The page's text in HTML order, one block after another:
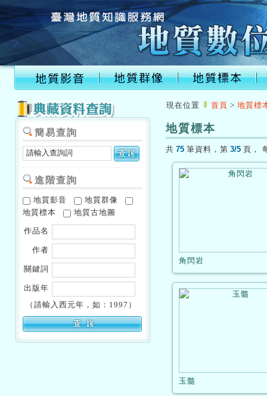
簡易查詢
進階查詢
地質影音
地質群像
地質標本
地質古地圖
作品名
作者
關鍵詞
出版年
（請輸入西元年，如：1997）
現在位置
首頁 > 地質標
地質標本
共 75 筆資料，第 3/5 頁，
角閃岩
玉髓